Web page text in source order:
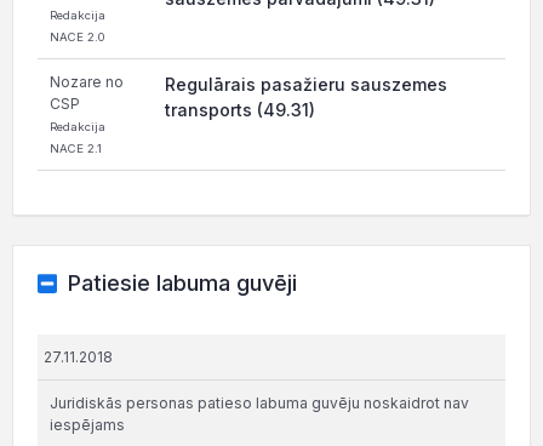
Redakcija
NACE 2.0
Nozare no
CSP
Redakcija
NACE 2.1
Regulārais pasažieru sauszemes
transports (49.31)
Patiesie labuma guvēji
27.11.2018
Juridiskās personas patieso labuma guvēju noskaidrot nav
iespējams